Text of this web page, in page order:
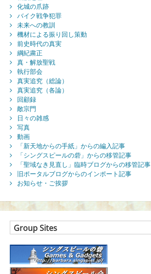
化城の爪跡
バイク戦争犯罪
未来への教訓
機材による振り回し策動
前史時代の真実
綱紀粛正
真・解放聖戦
執行部会
真実追究（総論）
真実追究（各論）
回顧録
敵宗門
日々の雑感
写真
動画
「新天地からの手紙」からの編入記事
「シングスピールの砦」からの移管記事
「聖域なき見直し」臨時ブログからの移管記事
旧ポータルブログからのインポート記事
お知らせ・ご挨拶
Group Sites